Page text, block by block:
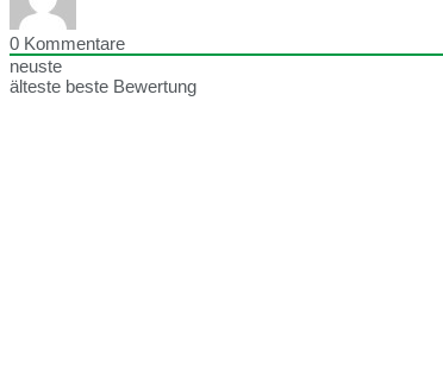
0 Kommentare
neuste
älteste beste Bewertung